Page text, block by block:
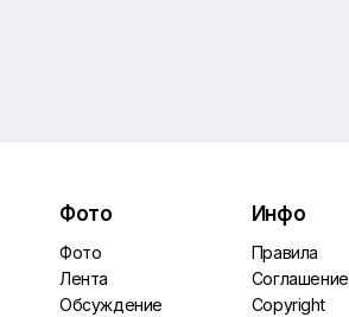
Фото
Фото
Лента
Обсуждение
Инфо
Правила
Соглашение
Copyright